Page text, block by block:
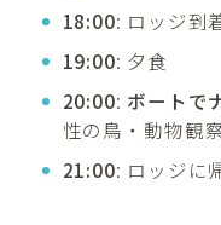
18:00: ロッジ到
19:00: 夕食
20:00: ボートで
性の鳥・動物観
21:00: ロッジに